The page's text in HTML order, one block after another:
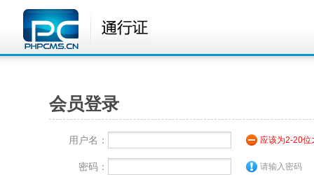
会员登录
用户名： 应该为2-20位
密码： 请输入密码